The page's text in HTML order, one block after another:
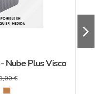
Nube Plus Visco
€